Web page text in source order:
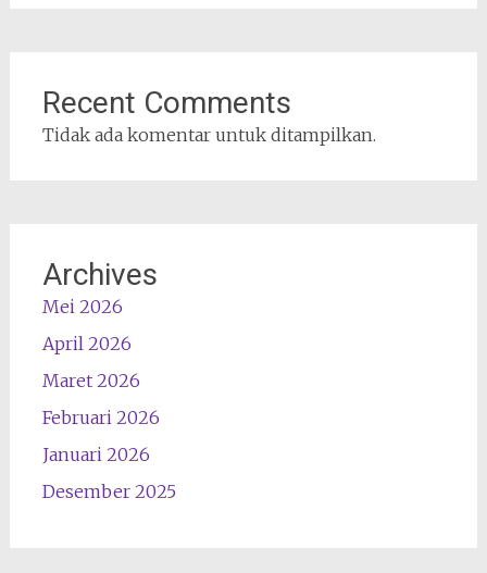
Recent Comments
Tidak ada komentar untuk ditampilkan.
Archives
Mei 2026
April 2026
Maret 2026
Februari 2026
Januari 2026
Desember 2025